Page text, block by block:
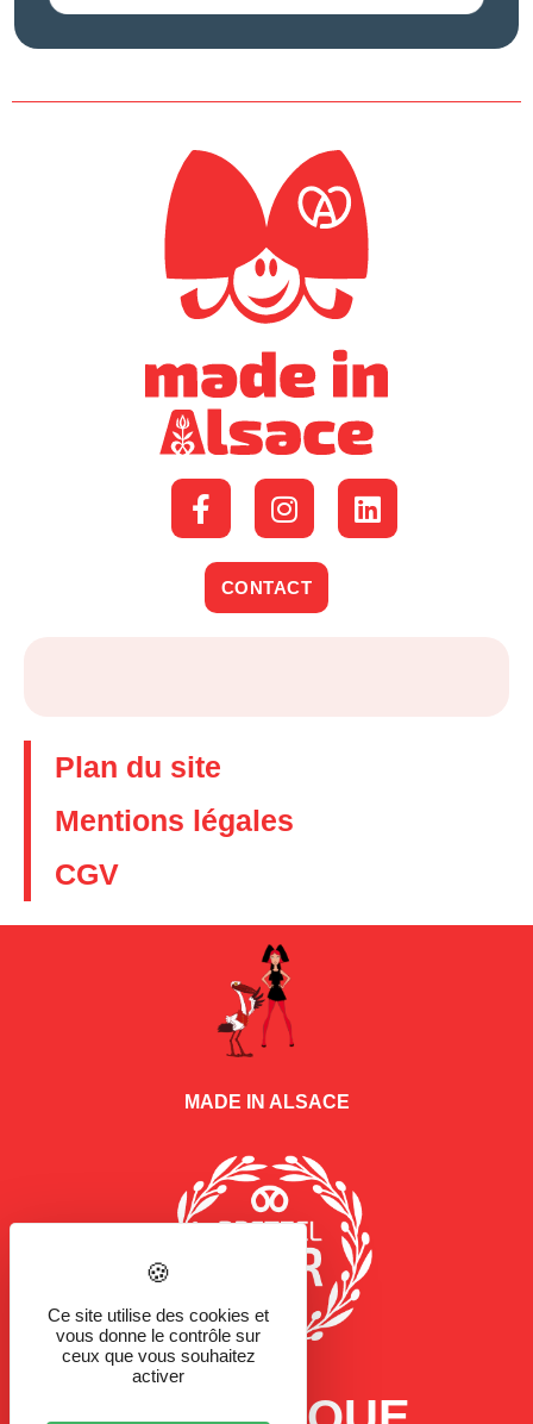
CONTACT
Plan du site
Mentions légales
CGV
MADE IN ALSACE
Ce site utilise des cookies et
vous donne le contrôle sur
ceux que vous souhaitez
activer